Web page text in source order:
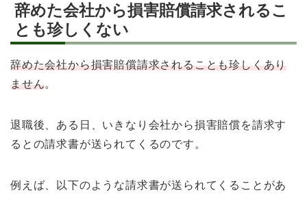
辞めた会社から損害賠償請求されるこ
とも珍しくない
辞めた会社から損害賠償請求されることも珍しくあり
ません。
退職後、ある日、いきなり会社から損害賠償を請求す
るとの請求書が送られてくるのです。
例えば、以下のような請求書が送られてくることがあ